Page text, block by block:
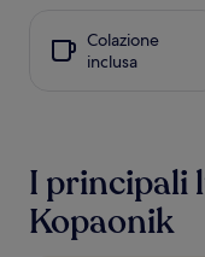
soggiorno
adulti.
Prezzi
Colazione
inclusa
I principali
Kopaonik